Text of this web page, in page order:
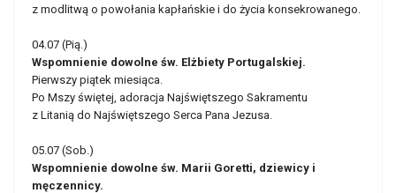
z modlitwą o powołania kapłańskie i do życia konsekrowanego.
04.07 (Pią.)
Wspomnienie dowolne św. Elżbiety Portugalskiej.
Pierwszy piątek miesiąca.
Po Mszy świętej, adoracja Najświętszego Sakramentu
z Litanią do Najświętszego Serca Pana Jezusa.
05.07 (Sob.)
Wspomnienie dowolne św. Marii Goretti, dziewicy i
męczennicy.